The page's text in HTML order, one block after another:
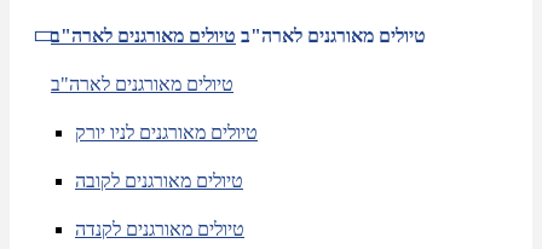
טיולים מאורגנים לארה"ב טיולים מאורגנים לארה"ב
טיולים מאורגנים לארה"ב
טיולים מאורגנים לניו יורק
טיולים מאורגנים לקובה
טיולים מאורגנים לקנדה